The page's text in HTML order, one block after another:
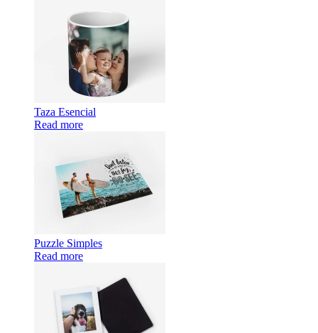
Taza Esencial
Read more
Puzzle Simples
Read more